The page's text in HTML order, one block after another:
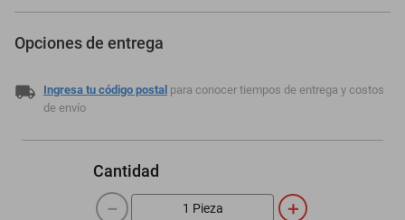
Opciones de entrega
Ingresa tu código postal para conocer tiempos de entrega y costos
de envío
Cantidad
＋
－